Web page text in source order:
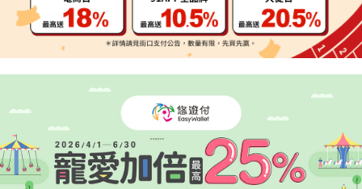
1.分期款項不併入電信帳單，「大哥付你分期」於每月結算日後寄送繳費提
醒簡訊。
2.透過簡訊連結打開帳單後，可選擇「超商條碼／台灣大直營門市／銀行轉
帳／街口支付／iPASS MONEY」等通路繳費。
1.本服務係由「台灣大哥大股份有限公司」（以下簡稱本公司）所提供，讓
用戶於交易時，得透過本服務購買商品或服務，並由商店將買賣／分期付款
買賣價金債權讓與本公司後，依約使用本公司帳單繳交帳款。
2.基於同意付款使用「大哥付你分期」之契約關係目的，商店將以您的個人
資料（包含姓名、電話或地址）提供予台灣大哥大進項蒐集、處理及利用，
由本公司與您本人進行分期帳單所需資料之確認、核對及更正。
3.完整用戶服務條款，請詳閱以下連結：https://oppay.tw/userRule
【「AFTEE先享後付」結帳流程】
１．於結帳方式選擇「AFTEE先享後付」後，將跳轉至「AFTEE先享後付」
結帳頁面，進行簡訊認證並確認金額後，即可完成結帳。
２．訂單成立數日內，您將收到繳費通知簡訊。
３．收到繳費通知簡訊後14天內，點擊此簡訊中的連結，可透過四大超商／
ATM／網路銀行／等多元方式進行付款，方視為交易完成。
※ 請注意：結帳手續完成當下不需立刻繳費，但若您需要取消訂單，請聯絡
購買商品的店家。未經商家同意取消之訂單仍視為有效，需透過AFTEE先享
後付繳納相關費用。
※ 交易是否成功請以「AFTEE先享後付 」之結帳頁面顯示為準，若有關於
是否繳費成功／繳費後需取消欲退款等相關疑問，請聯繫「AFTEE先享後付
客戶支援中心」 https://netprotections.freshdesk.com/support/home
每筆NT$95，滿NT$1,800(含以上)免運費